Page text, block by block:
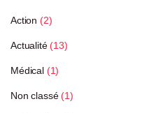
Action (2)
Actualité(13)
Médical(1)
Non classé(1)